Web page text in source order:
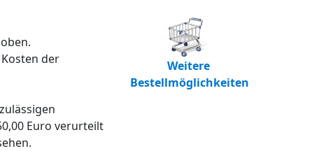
der
Euro verurteilt
Weitere
Bestellmöglichkeiten